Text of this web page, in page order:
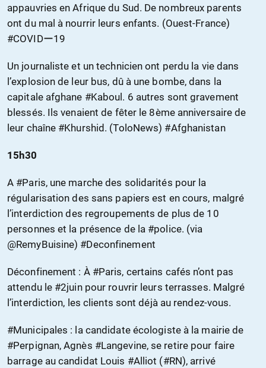
appauvries en Afrique du Sud. De nombreux parents
ont du mal à nourrir leurs enfants. (Ouest-France)
#COVIDー19
Un journaliste et un technicien ont perdu la vie dans
l’explosion de leur bus, dû à une bombe, dans la
capitale afghane #Kaboul. 6 autres sont gravement
blessés. Ils venaient de fêter le 8ème anniversaire de
leur chaîne #Khurshid. (ToloNews) #Afghanistan
15h30
A #Paris, une marche des solidarités pour la
régularisation des sans papiers est en cours, malgré
l’interdiction des regroupements de plus de 10
personnes et la présence de la #police. (via
@RemyBuisine) #Deconfinement
Déconfinement : À #Paris, certains cafés n’ont pas
attendu le #2juin pour rouvrir leurs terrasses. Malgré
l’interdiction, les clients sont déjà au rendez-vous.
#Municipales : la candidate écologiste à la mairie de
#Perpignan, Agnès #Langevine, se retire pour faire
barrage au candidat Louis #Alliot (#RN), arrivé